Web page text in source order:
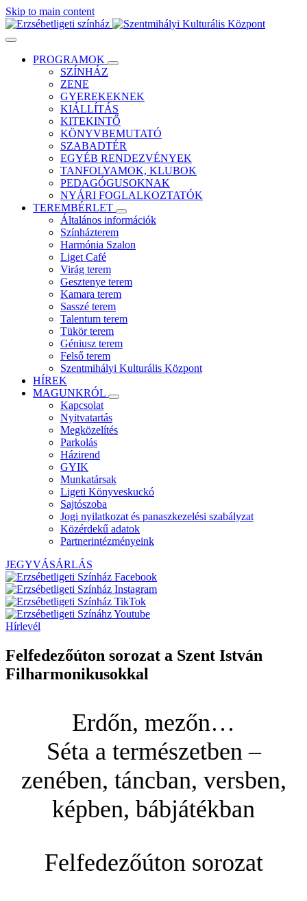
Skip to main content
PROGRAMOK
SZÍNHÁZ
ZENE
GYEREKEKNEK
KIÁLLÍTÁS
KITEKINTŐ
KÖNYVBEMUTATÓ
SZABADTÉR
EGYÉB RENDEZVÉNYEK
TANFOLYAMOK, KLUBOK
PEDAGÓGUSOKNAK
NYÁRI FOGLALKOZTATÓK
TEREMBÉRLET
Általános információk
Színházterem
Harmónia Szalon
Liget Café
Virág terem
Gesztenye terem
Kamara terem
Sasszé terem
Talentum terem
Tükör terem
Géniusz terem
Felső terem
Szentmihályi Kulturális Központ
HÍREK
MAGUNKRÓL
Kapcsolat
Nyitvatartás
Megközelítés
Parkolás
Házirend
GYIK
Munkatársak
Ligeti Könyveskuckó
Sajtószoba
Jogi nyilatkozat és panaszkezelési szabályzat
Közérdekű adatok
Partnerintézményeink
JEGYVÁSÁRLÁS
Hírlevél
Felfedezőúton sorozat a Szent István
Filharmonikusokkal
Erdőn, mezőn…
Séta a természetben –
zenében, táncban, versben,
képben, bábjátékban
Felfedezőúton sorozat